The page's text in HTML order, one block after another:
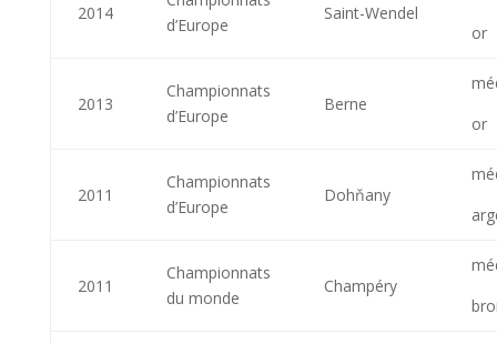
2014
d’Europe
Saint-Wendel
or
2013
Championnats
d’Europe
Berne
or
2011
Championnats
d’Europe
Dohňany
2011
Championnats
du monde
Champéry